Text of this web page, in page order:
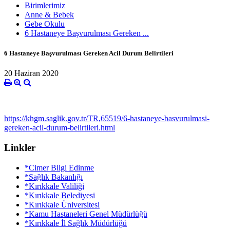
Birimlerimiz
Anne & Bebek
Gebe Okulu
6 Hastaneye Başvurulması Gereken ...
6 Hastaneye Başvurulması Gereken Acil Durum Belirtileri
20 Haziran 2020
https://khgm.saglik.gov.tr/TR,65519/6-hastaneye-basvurulmasi-
gereken-acil-durum-belirtileri.html
Linkler
*Cimer Bilgi Edinme
*Sağlık Bakanlığı
*Kırıkkale Valiliği
*Kırıkkale Belediyesi
*Kırıkkale Üniversitesi
*Kamu Hastaneleri Genel Müdürlüğü
*Kırıkkale İl Sağlık Müdürlüğü